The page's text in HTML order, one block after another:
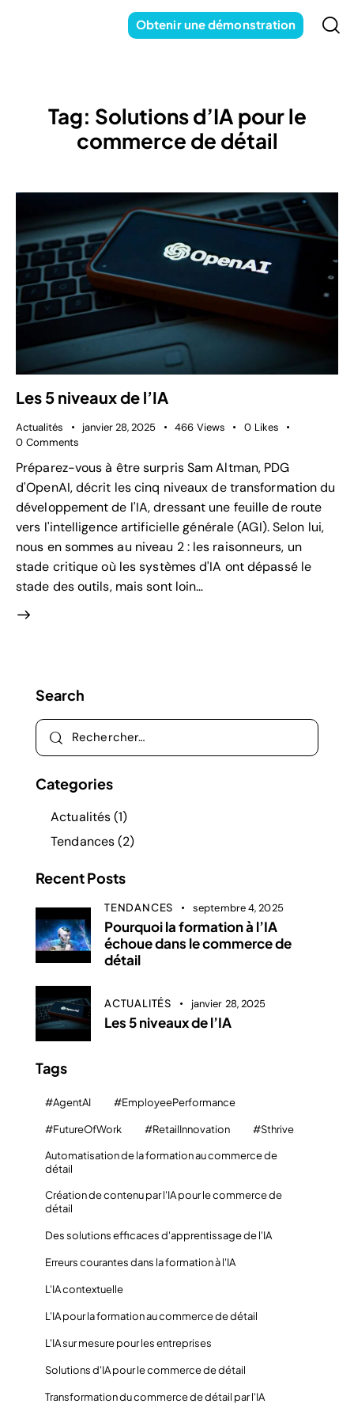
Obtenir une démonstration
Tag: Solutions d’IA pour le
commerce de détail
Les 5 niveaux de l’IA
Actualités janvier 28, 2025 466 Views 0 Likes
0 Comments
Préparez-vous à être surpris Sam Altman, PDG
d'OpenAI, décrit les cinq niveaux de transformation du
développement de l'IA, dressant une feuille de route
vers l'intelligence artificielle générale (AGI). Selon lui,
nous en sommes au niveau 2 : les raisonneurs, un
stade critique où les systèmes d'IA ont dépassé le
stade des outils, mais sont loin…
Search
Categories
Actualités(1)
Tendances(2)
Recent Posts
TENDANCES septembre 4, 2025
Pourquoi la formation à l’IA
échoue dans le commerce de
détail
ACTUALITÉS janvier 28, 2025
Les 5 niveaux de l’IA
Tags
#AgentAI #EmployeePerformance
#FutureOfWork #RetailInnovation #Sthrive
Automatisation de la formation au commerce de
détail
Création de contenu par l'IA pour le commerce de
détail
Des solutions efficaces d'apprentissage de l'IA
Erreurs courantes dans la formation à l'IA
L'IA contextuelle
L'IA pour la formation au commerce de détail
L'IA sur mesure pour les entreprises
Solutions d'IA pour le commerce de détail
Transformation du commerce de détail par l'IA